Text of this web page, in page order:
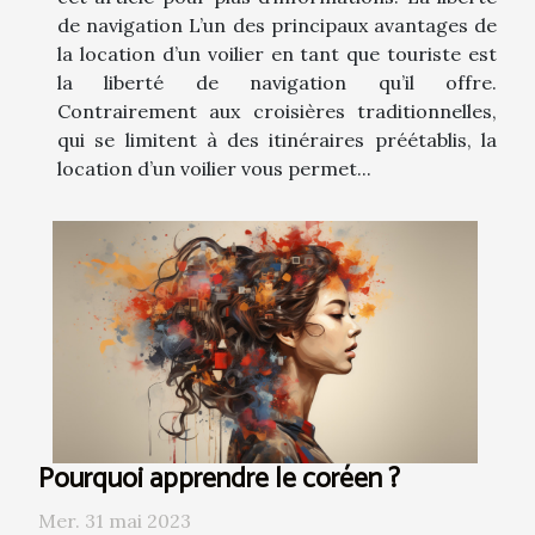
de navigation L’un des principaux avantages de
la location d’un voilier en tant que touriste est
la liberté de navigation qu’il offre.
Contrairement aux croisières traditionnelles,
qui se limitent à des itinéraires préétablis, la
location d’un voilier vous permet...
Pourquoi apprendre le coréen ?
Mer. 31 mai 2023